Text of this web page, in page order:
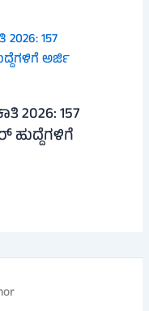
2026: 157
ಹುದ್ದೆಗಳಿಗೆ